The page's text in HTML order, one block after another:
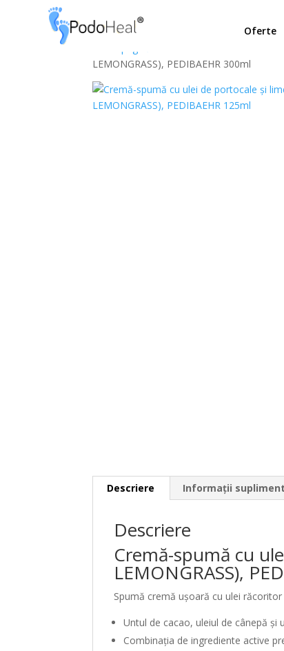
Oferte
LEMONGRASS), PEDIBAEHR 300ml
Descriere Informații
Descriere
Cremă-spumă cu
LEMONGRASS),
Spumă cremă ușoară cu ulei
Untul de cacao, uleiul de cânepă și
Combinația de ingrediente active